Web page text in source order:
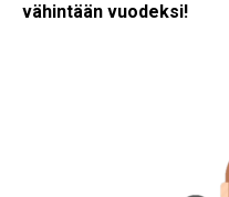
vähintään vuodeksi!